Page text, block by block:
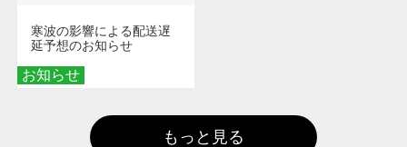
お知らせ
寒波の影響による配送遅
延予想のお知らせ
もっと見る